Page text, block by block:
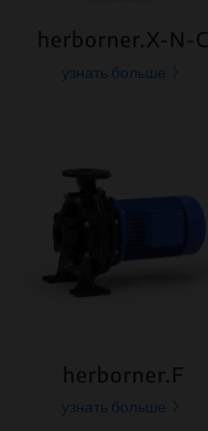
herborner.X-N-C
узнать больше
herborner.F
узнать больше